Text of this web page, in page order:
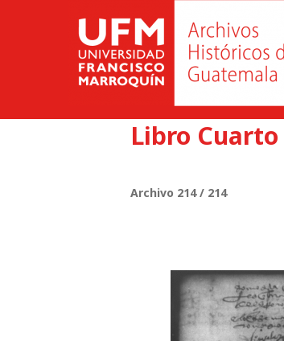
Libro Cuarto
Archivo 214 / 214